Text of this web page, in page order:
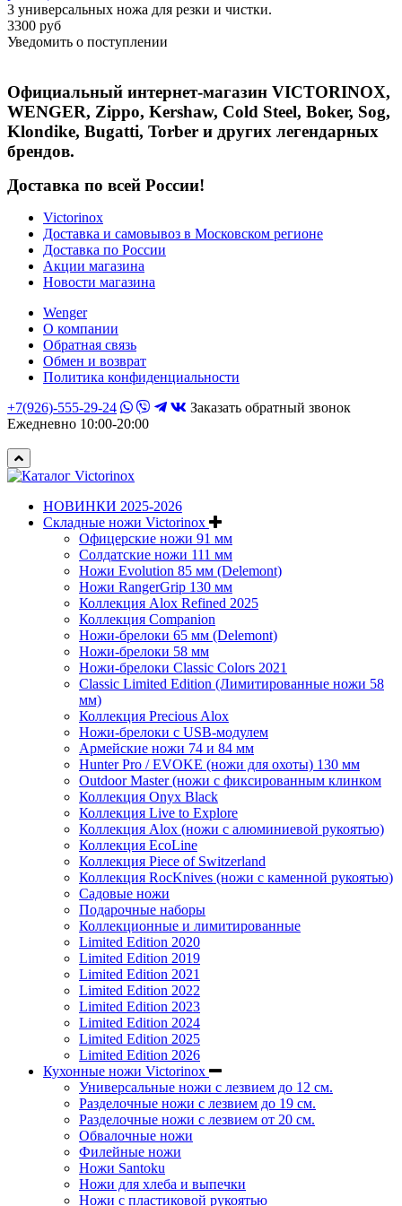
3 универсальных ножа для резки и чистки.
3300 руб
Уведомить о поступлении
Официальный интернет-магазин VICTORINOX,
WENGER, Zippo, Kershaw, Cold Steel, Boker, Sog,
Klondike, Bugatti, Torber и других легендарных
брендов.
Доставка по всей России!
Victorinox
Доставка и самовывоз в Московском регионе
Доставка по России
Акции магазина
Новости магазина
Wenger
О компании
Обратная связь
Обмен и возврат
Политика конфиденциальности
+7(926)-555-29-24
Заказать обратный звонок
Ежедневно 10:00-20:00
НОВИНКИ 2025-2026
Складные ножи Victorinox
Офицерские ножи 91 мм
Солдатские ножи 111 мм
Ножи Evolution 85 мм (Delemont)
Ножи RangerGrip 130 мм
Коллекция Alox Refined 2025
Коллекция Companion
Ножи-брелоки 65 мм (Delemont)
Ножи-брелоки 58 мм
Ножи-брелоки Classic Colors 2021
Classic Limited Edition (Лимитированные ножи 58
мм)
Коллекция Precious Alox
Ножи-брелоки с USB-модулем
Армейские ножи 74 и 84 мм
Hunter Pro / EVOKE (ножи для охоты) 130 мм
Outdoor Master (ножи с фиксированным клинком
Коллекция Onyx Black
Коллекция Live to Explore
Коллекция Alox (ножи с алюминиевой рукоятью)
Коллекция EcoLine
Коллекция Piece of Switzerland
Коллекция RocKnives (ножи с каменной рукоятью)
Садовые ножи
Подарочные наборы
Коллекционные и лимитированные
Limited Edition 2020
Limited Edition 2019
Limited Edition 2021
Limited Edition 2022
Limited Edition 2023
Limited Edition 2024
Limited Edition 2025
Limited Edition 2026
Кухонные ножи Victorinox
Универсальные ножи с лезвием до 12 см.
Разделочные ножи с лезвием до 19 см.
Разделочные ножи с лезвием от 20 см.
Обвалочные ножи
Филейные ножи
Ножи Santoku
Ножи для хлеба и выпечки
Ножи с пластиковой рукоятью